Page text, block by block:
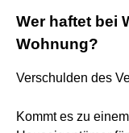
Wer haftet bei
Wohnung?
Verschulden des
Kommt es zu